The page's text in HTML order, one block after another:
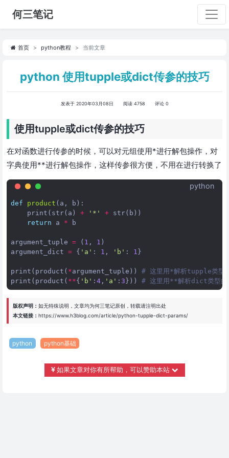
何三笔记
首页 python教程 当前文章
python 使用tupple或dict传参的技巧
发表于 2020年03月08日 阅读 4758 评论 0
使用tupple或dict传参的技巧
在对函数进行传参的时候，可以对元组使用*进行解包操作，对
字典使用**进行解包操作，这样传参很方便，不用在进行转换了
python
def product ( a , b ):
print ( str( a ) + '*' + str( b ))
return
a * b
argument_tuple = ( 1 , 1 )
argument_dict = { 'a' : 1 , 'b' : 1 }
print ( product ( *argument_tuple ))
# 这里用*解析tupple类型
print ( product ( **{ 'b' : 4 , 'a' : 3})) # 这里用**解析dict类型的
版权声明： 如无特殊说明，文章均为何三笔记原创，转载请注明出处
本文链接： https://www.h3blog.com/article/python-tupple-dict-params/
python python基础
如果文章对你有所帮助，可以赞助本站